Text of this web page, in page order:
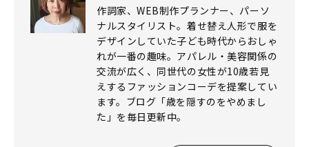
作詞家、WEB制作プランナー、パーソ
ナルスタイリスト。着せ替え人形で服を
デザインしていた子ども時代からおしゃ
れが一番の趣味。アパレル・美容関係の
交流が広く、同世代の女性が10歳若見
えするファッションコーデを提案してい
ます。ブログ「歳を隠すのをやめまし
た」を毎日更新中。